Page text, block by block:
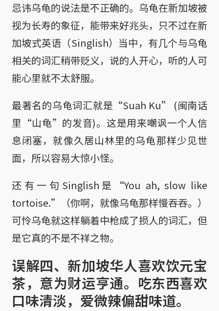
忌讳乌龟的说法是不正确的。乌龟在新加坡被
视为长寿的象征，能带来好兆头，只不过在新
加坡式英语（Singlish）当中，有几个与乌龟
相关的词汇稍带贬义，说的人开心，听的人可
能心里就不太舒服。
最著名的乌龟词汇就是“Suah Ku” (闽南话
里“山龟”的发音)。这是用来嘲讽一个人信
息闭塞，就像久居山林里的乌龟那样少见世
面，所以容易大惊小怪。
还有一句Singlish是“You ah, slow like
tortoise.”（你啊，就像乌龟那样慢吞吞。）
可怜乌龟就这样躺着中枪成了损人的词汇，但
是它真的不是不祥之物。
误解四、新加坡华人喜欢饮元宝
茶，意为财运亨通。吃东西喜欢
口味清淡，爱微辣偏甜味道。